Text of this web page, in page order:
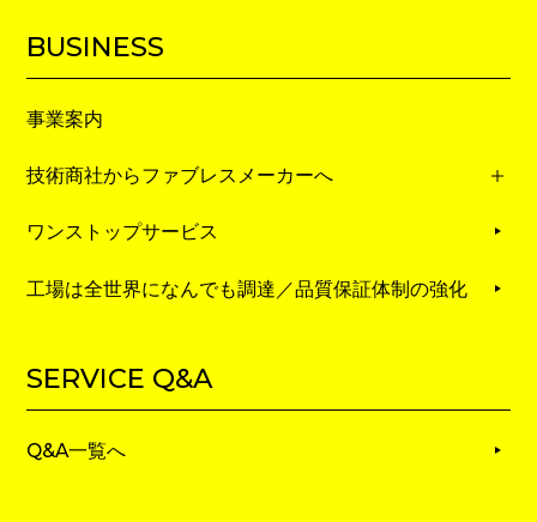
BUSINESS
事業案内
技術商社からファブレスメーカーへ
ワンストップサービス
工場は全世界になんでも調達／品質保証体制の強化
SERVICE Q&A
Q&A一覧へ